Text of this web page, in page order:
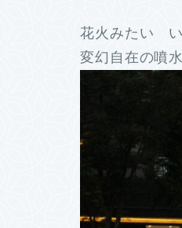
花火みたい い
変幻自在の噴